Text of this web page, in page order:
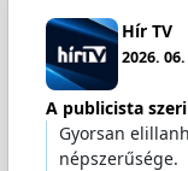
Hír TV
2026.
A publicista
Gyorsan
népszerűsége.